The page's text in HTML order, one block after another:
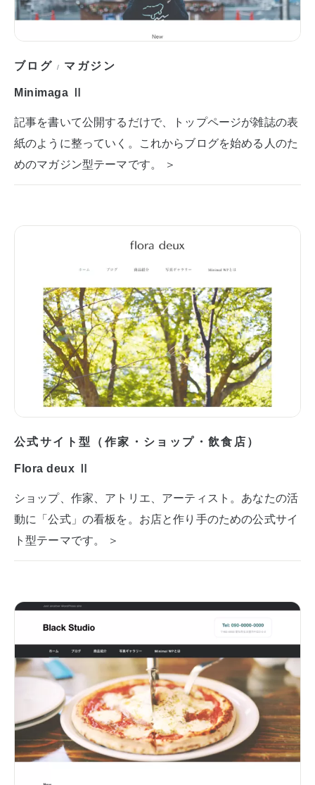
ブログ / マガジン
Minimaga Ⅱ
記事を書いて公開するだけで、トップページが雑誌の表
紙のように整っていく。これからブログを始める人のた
めのマガジン型テーマです。 ＞
公式サイト型（作家・ショップ・飲食店）
Flora deux Ⅱ
ショップ、作家、アトリエ、アーティスト。あなたの活
動に「公式」の看板を。お店と作り手のための公式サイ
ト型テーマです。 ＞